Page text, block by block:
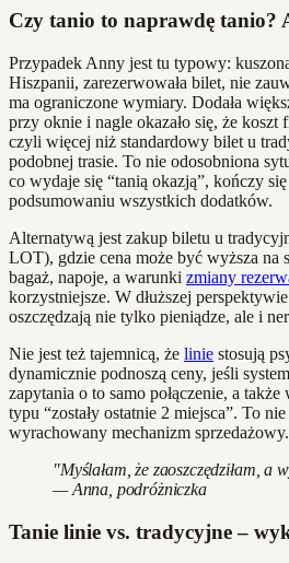
Czy tanio to naprawdę tanio?
Przypadek Anny jest tu typowy:
Hiszpanii, zarezerwowała bilet, nie
ma ograniczone wymiary. Dodała
przy oknie i nagle okazało się, że koszt
czyli więcej niż standardowy bilet u
podobnej trasie. To nie odosobniona
co wydaje się “tanią okazją”, kończy
podsumowaniu wszystkich dodatków.
Alternatywą jest zakup biletu u
LOT), gdzie cena może być wyższa na
bagaż, napoje, a warunki zmiany
korzystniejsze. W dłuższej
oszczędzają nie tylko pieniądze, ale i
Nie jest też tajemnicą, że linie stosują
dynamicznie podnoszą ceny, jeśli
zapytania o to samo połączenie, a
typu “zostały ostatnie 2 miejsca”. To
wyrachowany mechanizm sprzedażowy.
"Myślałam, że zaoszczędziłam, a
— Anna, podróżniczka
Tanie linie vs. tradycyjne –